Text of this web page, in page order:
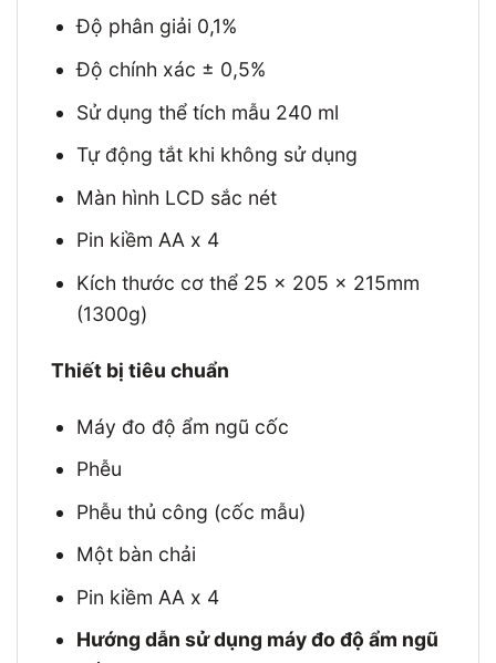
Độ phân giải 0,1%
Độ chính xác ± 0,5%
Sử dụng thể tích mẫu 240 ml
Tự động tắt khi không sử dụng
Màn hình LCD sắc nét
Pin kiềm AA x 4
Kích thước cơ thể 25 x 205 x 215mm
(1300g)
Thiết bị tiêu chuẩn
Máy đo độ ẩm ngũ cốc
Phễu
Phễu thủ công (cốc mẫu)
Một bàn chải
Pin kiềm AA x 4
Hướng dẫn sử dụng máy đo độ ẩm ngũ